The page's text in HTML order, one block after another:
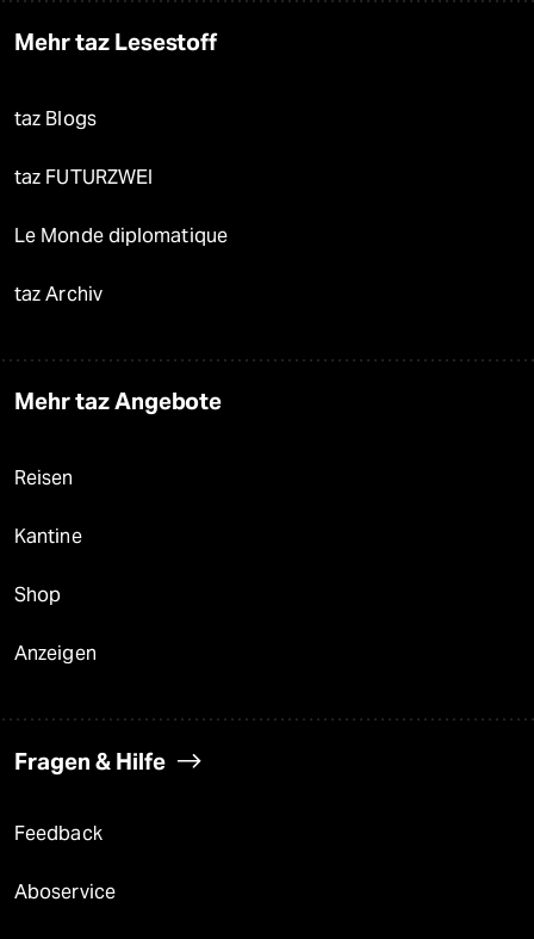
Mehr taz Lesestoff
taz Blogs
taz FUTURZWEI
Le Monde diplomatique
taz Archiv
Mehr taz Angebote
Reisen
Kantine
Shop
Anzeigen
Fragen & Hilfe
Feedback
Aboservice